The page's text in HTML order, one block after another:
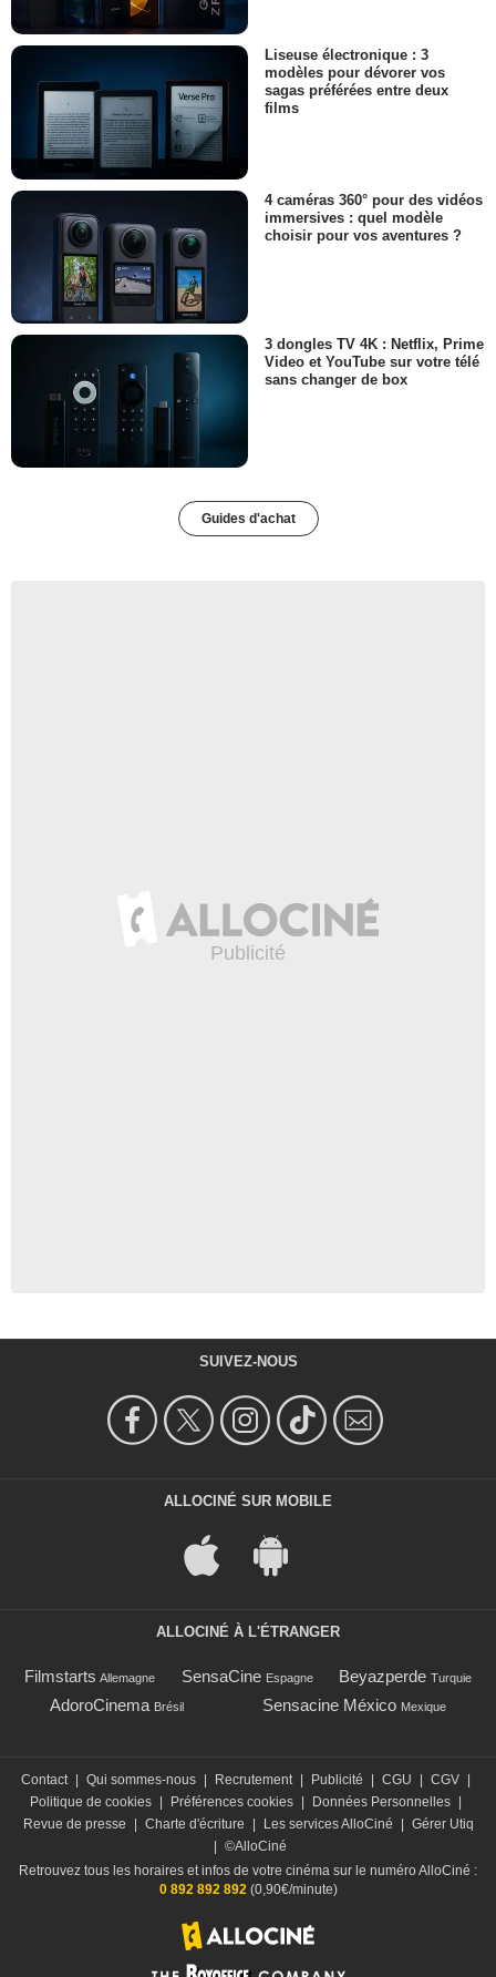
Liseuse électronique : 3
modèles pour dévorer vos
sagas préférées entre deux
films
4 caméras 360° pour des vidéos
immersives : quel modèle
choisir pour vos aventures ?
3 dongles TV 4K : Netflix, Prime
Video et YouTube sur votre télé
sans changer de box
Guides d'achat
SUIVEZ-NOUS
ALLOCINÉ SUR MOBILE
ALLOCINÉ À L'ÉTRANGER
Filmstarts Allemagne SensaCine Espagne Beyazperde Turquie
AdoroCinema Brésil Sensacine México Mexique
Contact Qui sommes-nous Recrutement Publicité CGU CGV
Politique de cookies
Préférences cookies Données Personnelles
Revue de presse
Charte d'écriture Les services AlloCiné
Gérer Utiq
©AlloCiné
Retrouvez tous les horaires et infos de votre cinéma sur le numéro AlloCiné :
0 892 892 892(0,90€/minute)